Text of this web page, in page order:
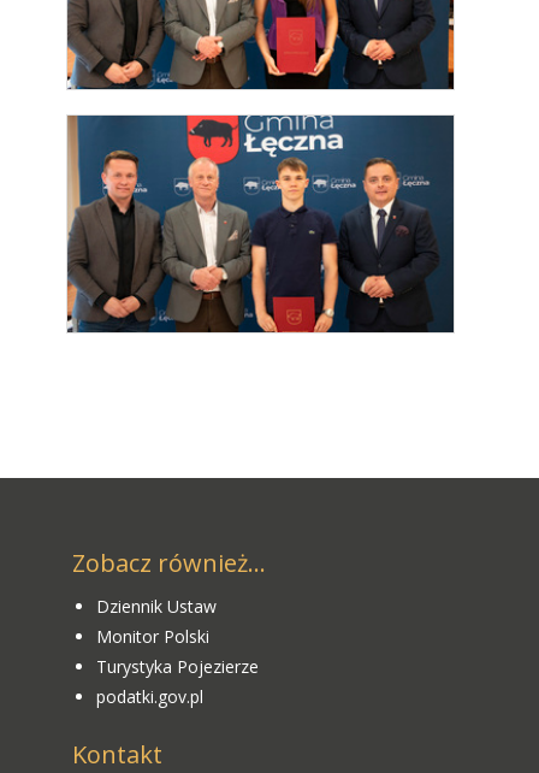
Zobacz również...
Dziennik Ustaw
Monitor Polski
Turystyka Pojezierze
podatki.gov.pl
Kontakt